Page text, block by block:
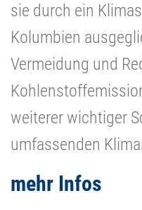
sie durch ein
Kolumbien
Vermeidung und
weiterer wichtiger
umfassenden
mehr Infos